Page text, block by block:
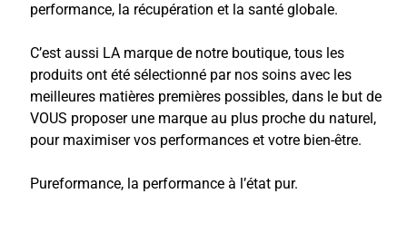
performance, la récupération et la santé globale.
C’est aussi LA marque de notre boutique, tous les
produits ont été sélectionné par nos soins avec les
meilleures matières premières possibles, dans le but de
VOUS proposer une marque au plus proche du naturel,
pour maximiser vos performances et votre bien-être.
Pureformance, la performance à l’état pur.